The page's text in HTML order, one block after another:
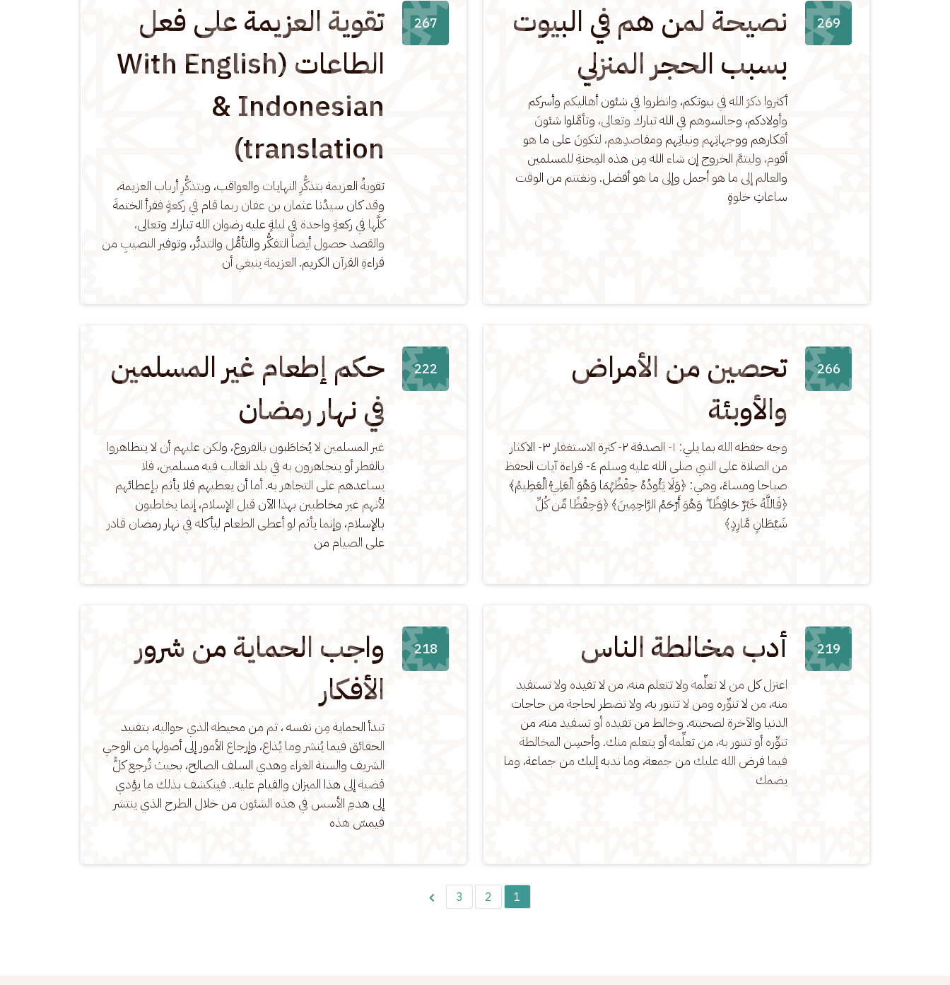
269
نصيحة لمن هم في البيوت
بسبب الحجر المنزلي
أكثروا ذكرَ الله في بيوتكم، وانظروا في شئون أهاليكم وأسركم
وأولادكم، وجالسوهم في الله تبارك وتعالى، وتأمَّلوا شئونَ
أفكارهم ووجهاتِهم ونياتِهم ومقاصدِهم، لتكونَ على ما هو
أقوم، وليتمَّ الخروج إن شاء الله مِن هذه المِحنةِ للمسلمين
والعالم إلى ما هو أجمل وإلى ما هو أفضل. ونغتنم من الوقت
ساعاتِ خلوةٍ
267
تقوية العزيمة على فعل
الطاعات (With English
& Indonesian
translation)
تقويةُ العزيمة بتذكُّرِ النهايات والعواقب، وبتذكُّرِ أرباب العزيمة،
وقد كان سيدُنا عثمان بن عفان ربما قام في ركعةٍ فقرأ الختمةَ
كلَّها في ركعةٍ واحدة في ليلةٍ عليه رضوان الله تبارك وتعالى،
والقصد حصول أيضاً التفكُّر والتأمُّل والتدبُّر، وتوفير النصيبِ من
قراءةِ القرآن الكريم. العزيمة ينبغي أن
266
تحصين من الأمراض
والأوبئة
وجه حفظه الله بما يلي: ١- الصدقة ٢- كثرة الاستغفار ٣- الاكثار
من الصلاة على النبي صلى الله عليه وسلم ٤- قراءة آيات الحفظ
صباحا ومساءً، وهي: ﴿وَلَا يَئُودُهُ حِفْظُهُمَا وَهُوَ الْعَلِيُّ الْعَظِيمُ﴾
﴿فَاللَّهُ خَيْرٌ حَافِظًا ۖ وَهُوَ أَرْحَمُ الرَّاحِمِينَ﴾ ﴿وَحِفْظًا مِّن كُلِّ
شَيْطَانٍ مَّارِدٍ﴾
222
حكم إطعام غير المسلمين
في نهار رمضان
غير المسلمين لا يُخاطَبون بالفروع، ولكن عليهم أن لا يتظاهروا
بالفطر أو يتجاهرون به في بلد الغالب فيه مسلمين، فلا
يساعدهم على التجاهر به. أما أن يعطيهم فلا يأثم بإعطائهم
لأنهم غير مخاطبين بهذا الآن قبل الإسلام، إنما يخاطبون
بالإسلام، وإنما يأثم لو أعطى الطعام ليأكله في نهار رمضان قادر
على الصيام من
219 أدب مخالطة الناس
اعتزل كل من لا تعلِّمه ولا تتعلم منه، من لا تفيده ولا تستفيد
منه، من لا تنوِّره ومن لا تتنور به، ولا تضطر لحاجة من حاجات
الدنيا والآخرة لصحبته. وخالط من تفيده أو تسفيد منه، من
تنوِّره أو تتنور به، من تعلِّمه أو يتعلم منك. وأحسِن المخالطة
فيما فرض الله عليك من جمعة، وما ندبه إليك من جماعة، وما
يضمك
218
واجب الحماية من شرور
الأفكار
تبدأ الحماية مِن نفسه ، ثم من محيطه الذي حواليه، بتفنيد
الحقائق فيما يُنشر وما يُذاع، وإرجاع الأمور إلى أصولها من الوحي
الشريف والسنة الغراء وهدي السلف الصالح، بحيث تُرجع كلُّ
قضية إلى هذا الميزان والقيام عليه.. فينكشف بذلك ما يؤدي
إلى هدمِ الأسس في هذه الشئون من خلال الطرح الذي ينتشر
فيمسّ هذه
1
2
3